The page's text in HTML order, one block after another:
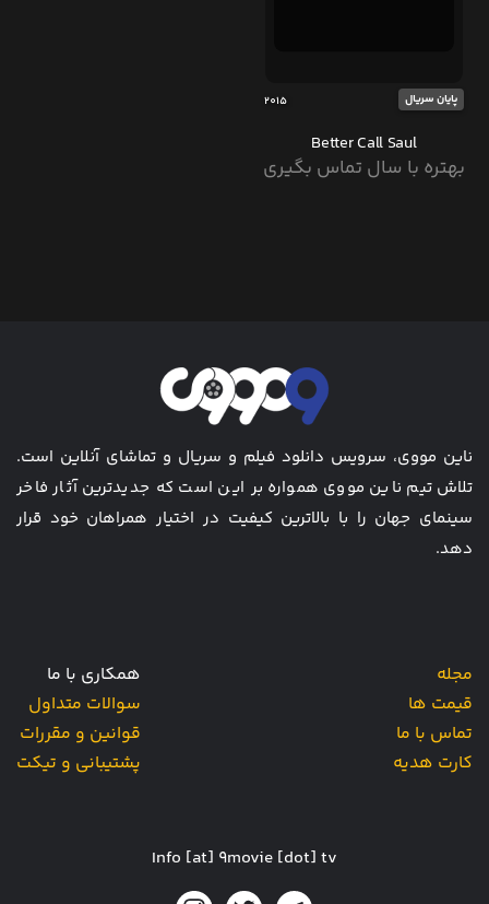
پایان سریال 2015
Better Call Saul
بهتره با سال تماس بگیری
ناین مووی، سرویس دانلود فیلم و سریال و تماشای آنلاین است.
تلاش تیم ناین مووی همواره بر این است که جدیدترین آثار فاخر
سینمای جهان را با بالاترین کیفیت در اختیار همراهان خود قرار
دهد.
مجله
قیمت ها
تماس با ما
کارت هدیه
همکاری با ما
سوالات متداول
قوانین و مقررات
پشتیبانی و تیکت
Info [at] 9movie [dot] tv